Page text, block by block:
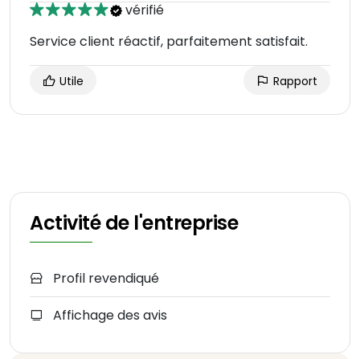
vérifié
Service client réactif, parfaitement satisfait.
Utile Rapport
Activité de l'entreprise
Profil revendiqué
Affichage des avis